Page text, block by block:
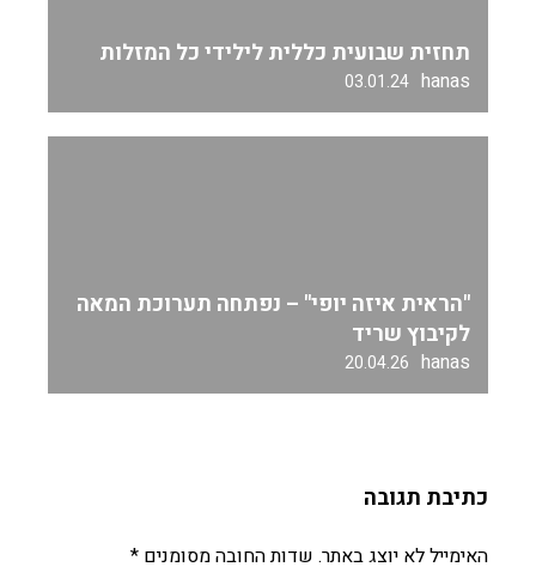
תחזית שבועית כללית לילידי כל המזלות
hanas
03.01.24
"הראית איזה יופי" – נפתחה תערוכת המאה
לקיבוץ שריד
hanas
20.04.26
כתיבת תגובה
האימייל לא יוצג באתר. שדות החובה מסומנים *